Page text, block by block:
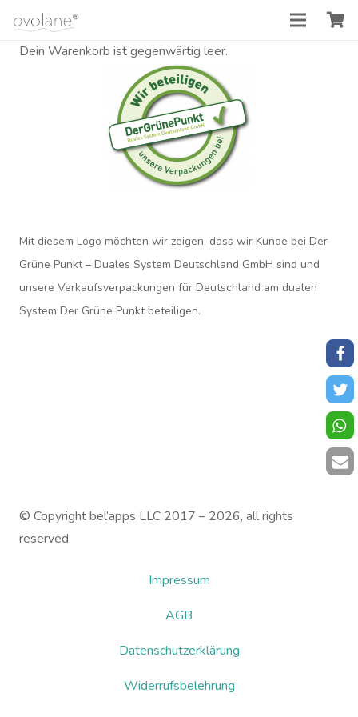
Dein Warenkorb ist gegenwärtig leer.
Mit diesem Logo möchten wir zeigen, dass wir Kunde bei Der
Grüne Punkt – Duales System Deutschland GmbH sind und
unsere Verkaufsverpackungen für Deutschland am dualen
System Der Grüne Punkt beteiligen.
© Copyright bel’apps LLC 2017 – 2026, all rights
reserved
Impressum
AGB
Datenschutzerklärung
Widerrufsbelehrung